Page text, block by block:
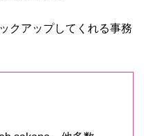
クアップしてくれる事務